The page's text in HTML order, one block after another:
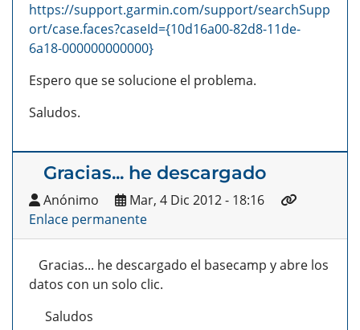
https://support.garmin.com/support/searchSupp
ort/case.faces?caseId={10d16a00-82d8-11de-
6a18-000000000000}
Espero que se solucione el problema.
Saludos.
Gracias... he descargado
Anónimo
Mar, 4 Dic 2012 - 18:16
Enlace permanente
Gracias... he descargado el basecamp y abre los
datos con un solo clic.
Saludos